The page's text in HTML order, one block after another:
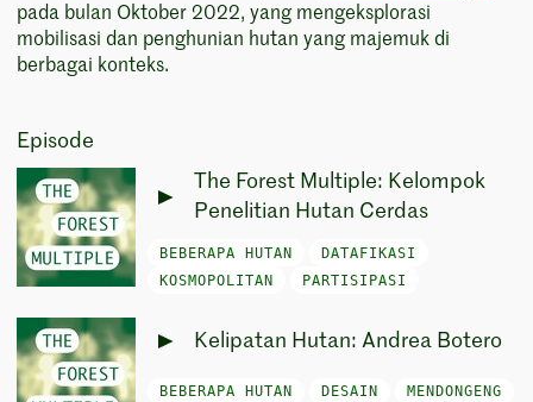
pada bulan Oktober 2022, yang mengeksplorasi
mobilisasi dan penghunian hutan yang majemuk di
berbagai konteks.
Episode
The Forest Multiple: Kelompok
Penelitian Hutan Cerdas
BEBERAPA HUTAN
DATAFIKASI
KOSMOPOLITAN
PARTISIPASI
Kelipatan Hutan: Andrea Botero
BEBERAPA HUTAN DESAIN
MENDONGENG